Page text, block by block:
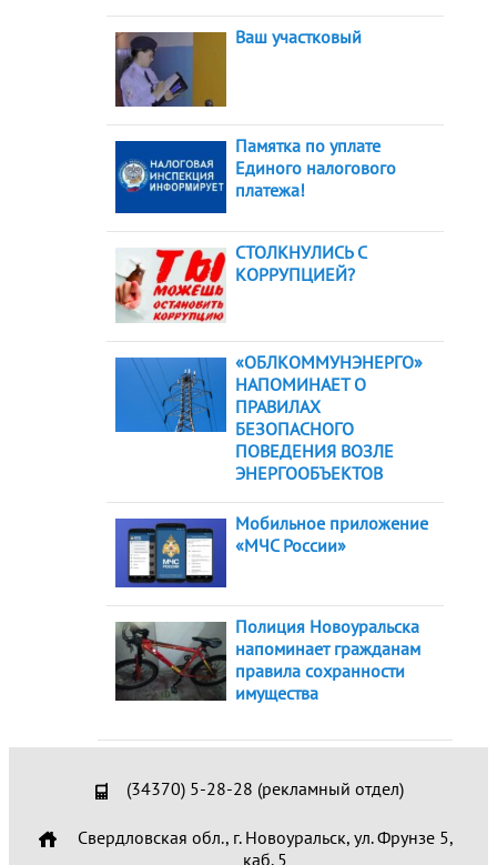
Ваш участковый
Памятка по уплате
Единого налогового
платежа!
СТОЛКНУЛИСЬ С
КОРРУПЦИЕЙ?
«ОБЛКОММУНЭНЕРГО»
НАПОМИНАЕТ О
ПРАВИЛАХ
БЕЗОПАСНОГО
ПОВЕДЕНИЯ ВОЗЛЕ
ЭНЕРГООБЪЕКТОВ
Мобильное приложение
«МЧС России»
Полиция Новоуральска
напоминает гражданам
правила сохранности
имущества
(34370) 5-28-28 (рекламный отдел)
Свердловская обл., г. Новоуральск, ул. Фрунзе 5,
каб. 5